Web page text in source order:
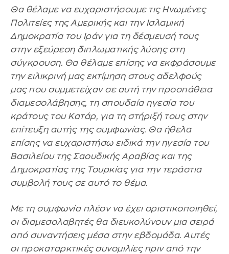
Θα θέλαμε να ευχαριστήσουμε τις Ηνωμένες
Πολιτείες της Αμερικής και την Ισλαμική
Δημοκρατία του Ιράν για τη δέσμευσή τους
στην εξεύρεση διπλωματικής λύσης στη
σύγκρουση. Θα θέλαμε επίσης να εκφράσουμε
την ειλικρινή μας εκτίμηση στους αδελφούς
μας που συμμετείχαν σε αυτή την προσπάθεια
διαμεσολάβησης, τη σπουδαία ηγεσία του
κράτους του Κατάρ, για τη στήριξή τους στην
επίτευξη αυτής της συμφωνίας. Θα ήθελα
επίσης να ευχαριστήσω ειδικά την ηγεσία του
Βασιλείου της Σαουδικής Αραβίας και της
Δημοκρατίας της Τουρκίας για την τεράστια
συμβολή τους σε αυτό το θέμα.
Με τη συμφωνία πλέον να έχει οριστικοποιηθεί,
οι διαμεσολαβητές θα διευκολύνουν μια σειρά
από συναντήσεις μέσα στην εβδομάδα. Αυτές
οι προκαταρκτικές συνομιλίες πριν από την